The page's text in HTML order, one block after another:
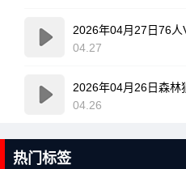
04.27
2026年04月26日森林
04.26
热门标签